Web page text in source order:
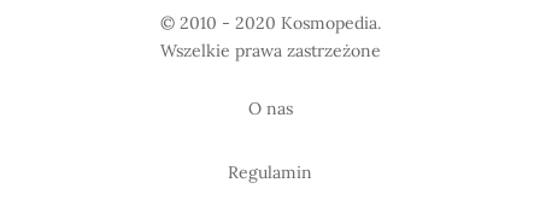
© 2010 - 2020 Kosmopedia.
Wszelkie prawa zastrzeżone
O nas
Regulamin